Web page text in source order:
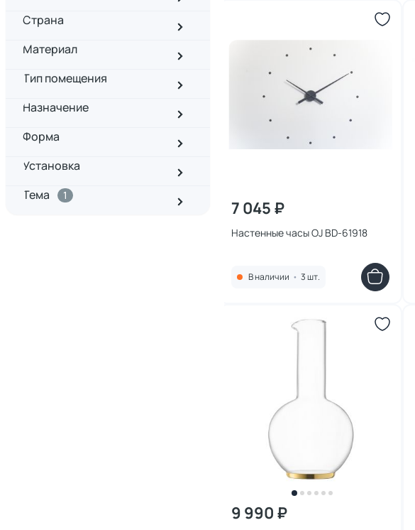
Страна
Материал
Тип помещения
Назначение
Форма
Установка
Тема
1
7 045 ₽
Настенные часы OJ BD-61918
В наличии • 3 шт.
9 990 ₽